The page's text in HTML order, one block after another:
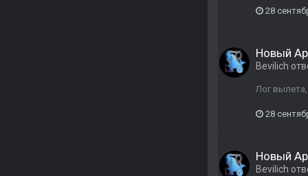
28
Новый
Bevilich
Лог
28
Новый
Bevilich